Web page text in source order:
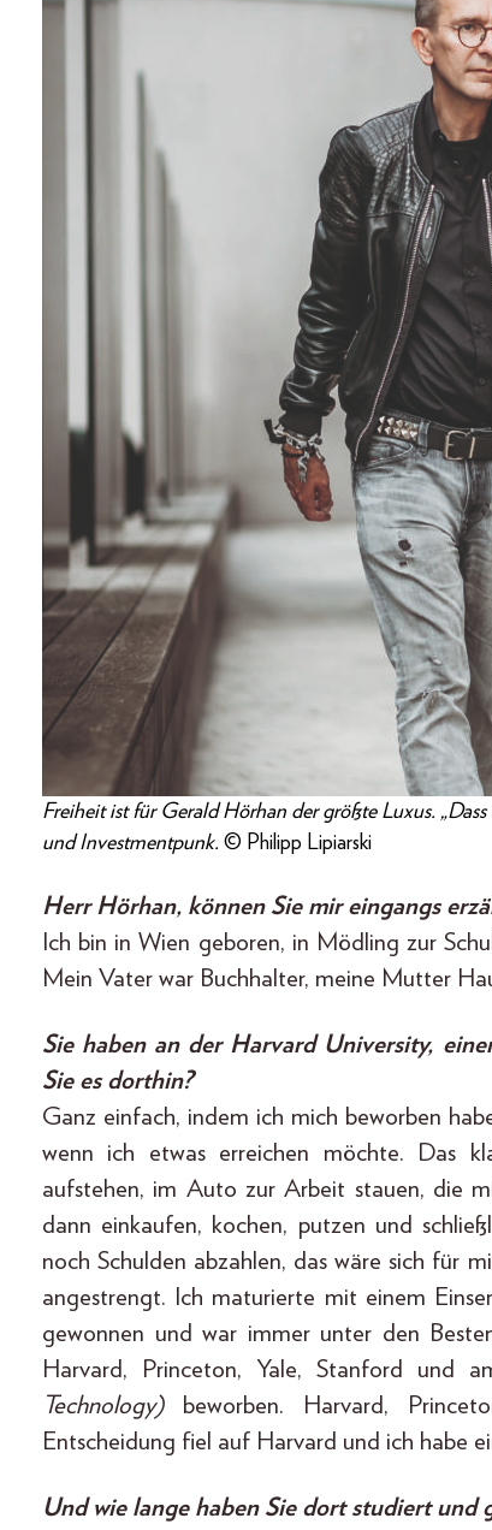
Freiheit ist für Gerald Hörhan der größte Luxus.
und Investmentpunk. © Philipp Lipiarski
Herr Hörhan, können Sie mir eingangs
Ich bin in Wien geboren, in Mödling zur
Mein Vater war Buchhalter, meine Mutter
Sie haben an der Harvard University,
Sie es dorthin?
Ganz einfach, indem ich mich beworben
wenn ich etwas erreichen möchte. Das
aufstehen, im Auto zur Arbeit stauen, die
dann einkaufen, kochen, putzen und
noch Schulden abzahlen, das wäre sich für
angestrengt. Ich maturierte mit einem
gewonnen und war immer unter den
Harvard, Princeton, Yale, Stanford und
Technology)beworben. Harvard,
Entscheidung fiel auf Harvard und ich habe
Und wie lange haben Sie dort studiert und